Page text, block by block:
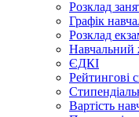
Розклад
Графік
Розклад
Навчальний
ЄДКІ
Рейтингові
Вартість